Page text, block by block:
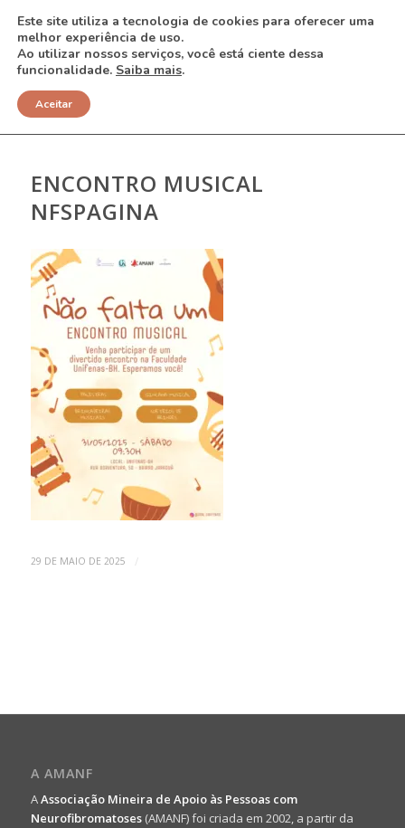
NOTÍCIAS
ENCONTRO MUSICAL
NFSPAGINA
29 DE MAIO DE 2025 /
A AMANF
AAssociação Mineira de Apoio às Pessoas com
Neurofibromatoses(AMANF) foi criada em 2002, a partir da
Este site utiliza a tecnologia de cookies para oferecer uma
melhor experiência de uso.
Ao utilizar nossos serviços, você está ciente dessa
funcionalidade. Saiba mais.
Aceitar